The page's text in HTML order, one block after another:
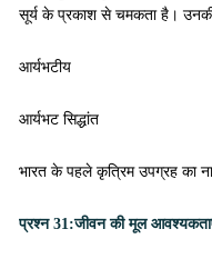
सूर्य के प्रकाश से चमकता है।
आर्यभटीय
आर्यभट सिद्धांत
भारत के पहले कृत्रिम उपग्रह का
प्रश्न 31:जीवन की मूल